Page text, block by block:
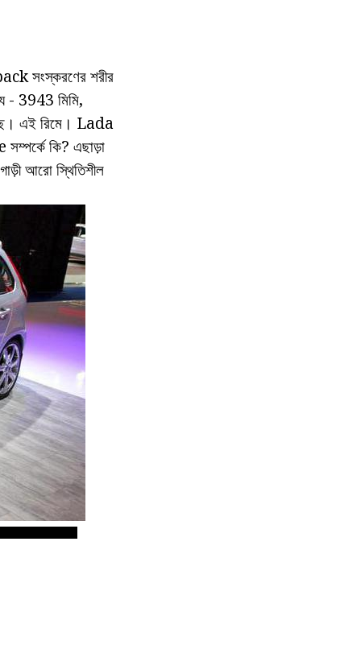
সংস্করণের শরীর
- 3943 মিমি,
এই রিমে। Lada
কি? এছাড়া
আরো স্থিতিশীল